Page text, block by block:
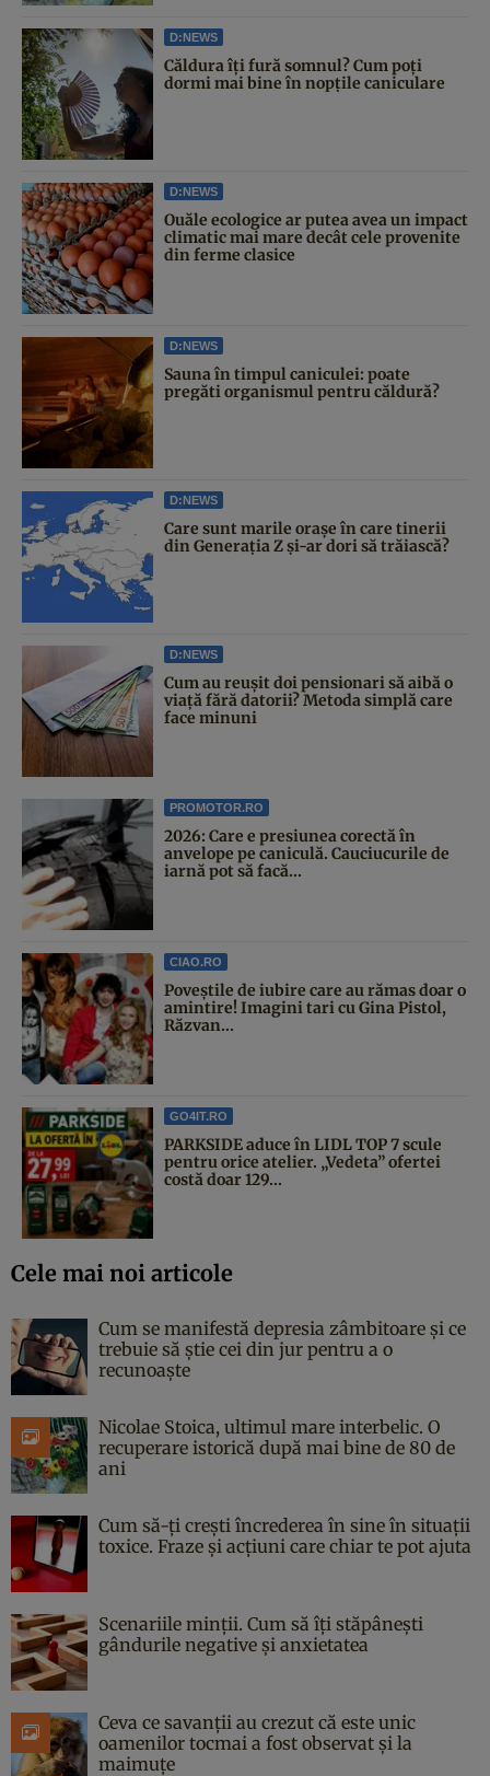
D:NEWS
Căldura îți fură somnul? Cum poți
dormi mai bine în nopțile caniculare
D:NEWS
Ouăle ecologice ar putea avea un impact
climatic mai mare decât cele provenite
din ferme clasice
D:NEWS
Sauna în timpul caniculei: poate
pregăti organismul pentru căldură?
D:NEWS
Care sunt marile orașe în care tinerii
din Generația Z și-ar dori să trăiască?
D:NEWS
Cum au reușit doi pensionari să aibă o
viață fără datorii? Metoda simplă care
face minuni
PROMOTOR.RO
2026: Care e presiunea corectă în
anvelope pe caniculă. Cauciucurile de
iarnă pot să facă...
CIAO.RO
Poveştile de iubire care au rămas doar o
amintire! Imagini tari cu Gina Pistol,
Răzvan...
GO4IT.RO
PARKSIDE aduce în LIDL TOP 7 scule
pentru orice atelier. „Vedeta” ofertei
costă doar 129...
Cele mai noi articole
Cum se manifestă depresia zâmbitoare și ce
trebuie să știe cei din jur pentru a o
recunoaște
Nicolae Stoica, ultimul mare interbelic. O
recuperare istorică după mai bine de 80 de
ani
Cum să-ți crești încrederea în sine în situații
toxice. Fraze și acțiuni care chiar te pot ajuta
Scenariile minții. Cum să îți stăpânești
gândurile negative și anxietatea
Ceva ce savanții au crezut că este unic
oamenilor tocmai a fost observat și la
maimuțe